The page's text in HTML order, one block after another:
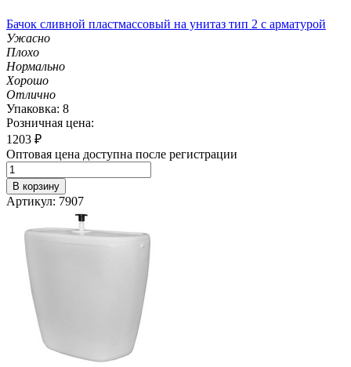
Бачок сливной пластмассовый на унитаз тип 2 с арматурой
Ужасно
Плохо
Нормально
Хорошо
Отлично
Упаковка: 8
Розничная цена:
1203 ₽
Оптовая цена доступна после регистрации
В корзину
Артикул: 7907